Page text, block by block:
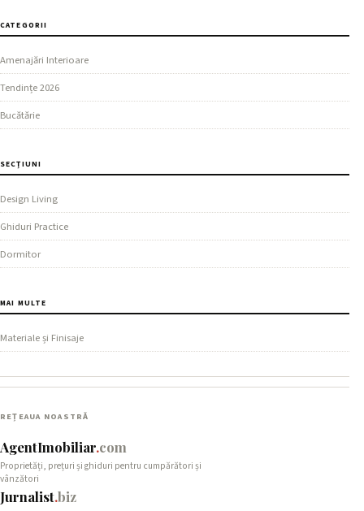
CATEGORII
Amenajări Interioare
Tendințe 2026
Bucătărie
SECȚIUNI
Design Living
Ghiduri Practice
Dormitor
MAI MULTE
Materiale și Finisaje
REȚEAUA NOASTRĂ
AgentImobiliar.com
Proprietăți, prețuri și ghiduri pentru cumpărători și
vânzători
Jurnalist.biz